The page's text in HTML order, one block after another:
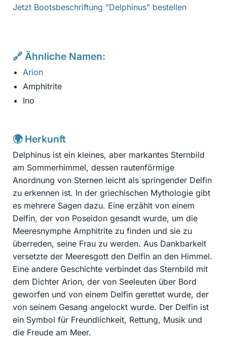
Jetzt Bootsbeschriftung "Delphinus" bestellen
🔗 Ähnliche Namen:
Arion
Amphitrite
Ino
🌍 Herkunft
Delphinus ist ein kleines, aber markantes Sternbild
am Sommerhimmel, dessen rautenförmige
Anordnung von Sternen leicht als springender Delfin
zu erkennen ist. In der griechischen Mythologie gibt
es mehrere Sagen dazu. Eine erzählt von einem
Delfin, der von Poseidon gesandt wurde, um die
Meeresnymphe Amphitrite zu finden und sie zu
überreden, seine Frau zu werden. Aus Dankbarkeit
versetzte der Meeresgott den Delfin an den Himmel.
Eine andere Geschichte verbindet das Sternbild mit
dem Dichter Arion, der von Seeleuten über Bord
geworfen und von einem Delfin gerettet wurde, der
von seinem Gesang angelockt wurde. Der Delfin ist
ein Symbol für Freundlichkeit, Rettung, Musik und
die Freude am Meer.